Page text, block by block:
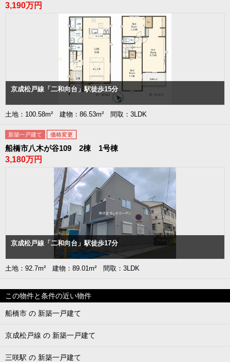
3,190万円
京成松戸線「二和向台」駅徒歩15分
土地：100.58m² 建物：86.53m² 間取：3LDK
新築一戸建て 価格変更
船橋市八木が谷109 2棟 1号棟
3,180万円
京成松戸線「二和向台」駅徒歩17分
土地：92.7m² 建物：89.01m² 間取：3LDK
この物件と条件の近い物件
船橋市 の 新築一戸建て
京成松戸線 の 新築一戸建て
三咲駅 の 新築一戸建て